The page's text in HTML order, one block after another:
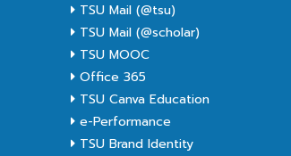
TSU Mail (@tsu)
TSU Mail (@scholar)
TSU MOOC
Office 365
TSU Canva Education
e-Performance
TSU Brand Identity